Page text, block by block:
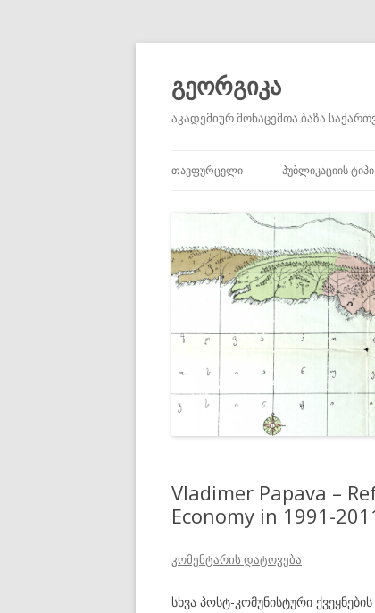
გეორგიკა
აკადემიურ მონაცემთა ბაზა
ᲗᲐᲕᲤᲣᲠᲪᲔᲚᲘ ᲞᲣᲑᲚᲘᲙᲐᲪᲘᲘᲡ ᲢᲘᲞᲘ
ᲐᲣᲪᲘᲚᲔᲑᲚᲐᲓ
ᲞᲘᲠᲕᲔᲚᲐᲓᲘ
ᲛᲝᲮᲡᲔᲜᲔᲑᲔᲑᲘ
ᲬᲘᲒᲜᲔᲑᲘ ᲓᲐ
Vladimer Papava –
Economy in 1991-
კომენტარის დატოვება
სხვა პოსტ-კომუნისტური